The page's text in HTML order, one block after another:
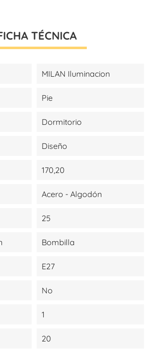
TÉCNICA
MILAN Iluminacion
Pie
Dormitorio
Diseño
170,20
Acero - Algodón
25
Bombilla
E27
No
1
20